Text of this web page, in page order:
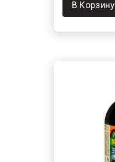
В Корзину